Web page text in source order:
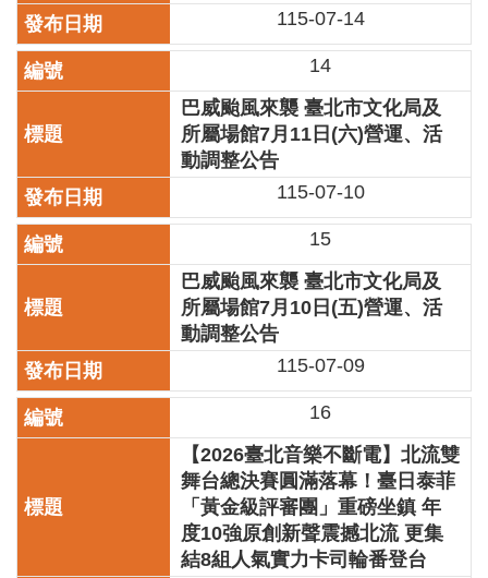
北
市
政
府
政
府
開
資
訊
作
聲
明
隱
護
115-07-14
14
巴威颱風來襲 臺北市文化局及
所屬場館7月11日(六)營運、活
動調整公告
115-07-10
15
巴威颱風來襲 臺北市文化局及
所屬場館7月10日(五)營運、活
動調整公告
115-07-09
16
【2026臺北音樂不斷電】北流雙
舞台總決賽圓滿落幕！臺日泰菲
「黃金級評審團」重磅坐鎮 年
度10強原創新聲震撼北流 更集
結8組人氣實力卡司輪番登台